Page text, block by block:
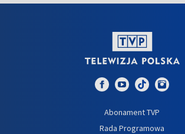
Abonament TVP
Rada Programowa